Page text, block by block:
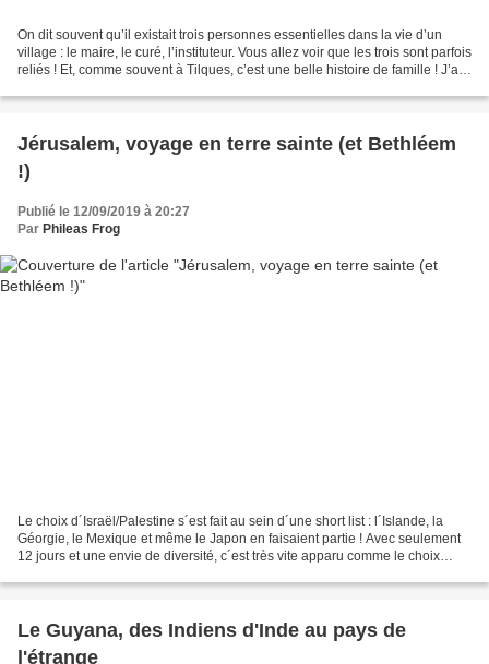
On dit souvent qu’il existait trois personnes essentielles dans la vie d’un
village : le maire, le curé, l’instituteur. Vous allez voir que les trois sont parfois
reliés ! Et, comme souvent à Tilques, c’est une belle histoire de famille ! J’ai
Jérusalem, voyage en terre sainte (et Bethléem
!)
Publié le 12/09/2019 à 20:27
Par Phileas Frog
Le choix d´Israël/Palestine s´est fait au sein d´une short list : l´Islande, la
Géorgie, le Mexique et même le Japon en faisaient partie ! Avec seulement
12 jours et une envie de diversité, c´est très vite apparu comme le choix
Le Guyana, des Indiens d'Inde au pays de
l'étrange